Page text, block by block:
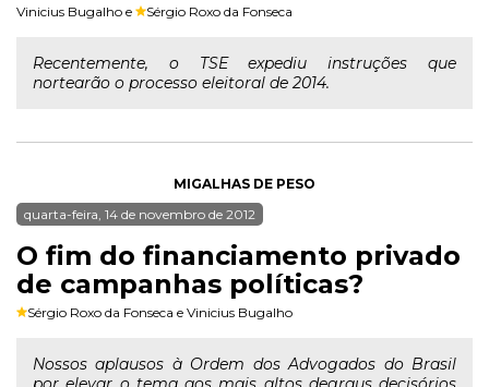
Vinicius Bugalho e Sérgio Roxo da Fonseca
Recentemente, o TSE expediu instruções que
nortearão o processo eleitoral de 2014.
MIGALHAS DE PESO
quarta-feira, 14 de novembro de 2012
O fim do financiamento privado
de campanhas políticas?
Sérgio Roxo da Fonseca e Vinicius Bugalho
Nossos aplausos à Ordem dos Advogados do Brasil